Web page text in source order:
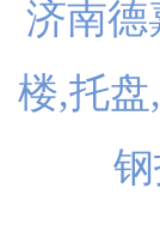
济南德
楼,托